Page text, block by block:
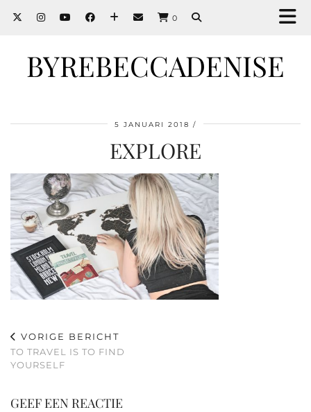
0
BYREBECCADENISE
5 JANUARI 2018
EXPLORE
VORIGE BERICHT
TO TRAVEL IS TO FIND
YOURSELF
GEEF EEN REACTIE